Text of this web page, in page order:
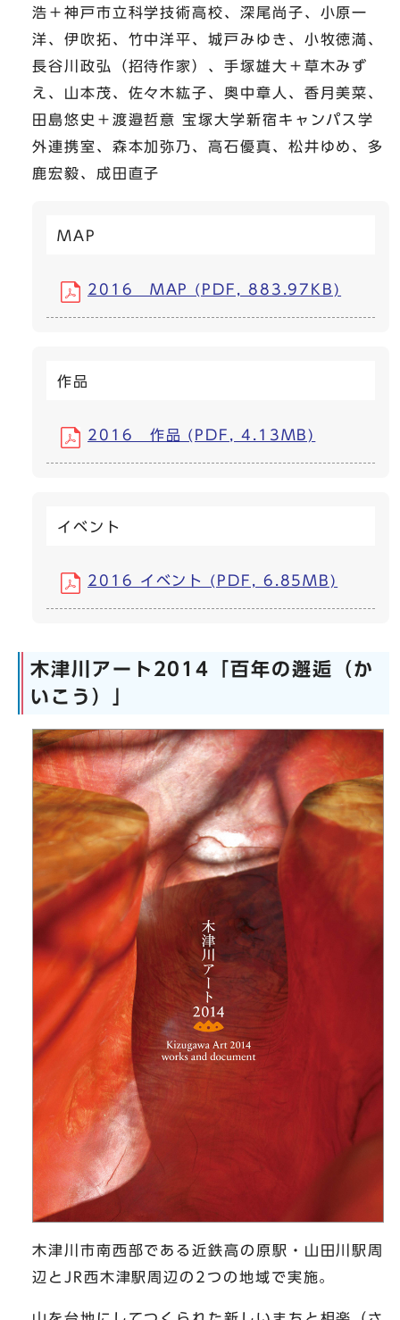
浩＋神戸市立科学技術高校、深尾尚子、小原一
洋、伊吹拓、竹中洋平、城戸みゆき、小牧徳満、
長谷川政弘（招待作家）、手塚雄大＋草木みず
え、山本茂、佐々木紘子、奥中章人、香月美菜、
田島悠史＋渡邉哲意 宝塚大学新宿キャンパス学
外連携室、森本加弥乃、高石優真、松井ゆめ、多
鹿宏毅、成田直子
MAP
2016 MAP (PDF, 883.97KB)
作品
2016 作品 (PDF, 4.13MB)
イベント
2016 イベント (PDF, 6.85MB)
木津川アート2014「百年の邂逅（か
いこう）」
木津川市南西部である近鉄高の原駅・山田川駅周
辺とJR西木津駅周辺の2つの地域で実施。